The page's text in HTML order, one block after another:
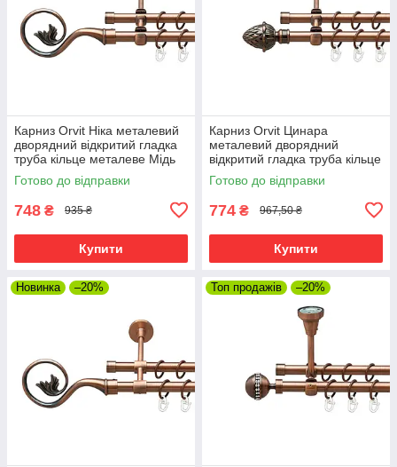
Карниз Orvit Ніка металевий
дворядний відкритий гладка
труба кільце металеве Мідь
16\16 мм 120 см (00-
00020672)
Готово до відправки
748 ₴ 935 ₴
Купити
Карниз Orvit Цинара
металевий дворядний
відкритий гладка труба кільце
металеве Мідь 16\16 мм 120
см (00-00020770)
Готово до відправки
774 ₴ 967,50 ₴
Купити
Новинка –20% Топ продажів –20%